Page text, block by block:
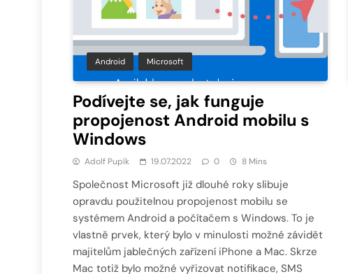
Android Microsoft
Podívejte se, jak funguje
propojenost Android mobilu s
Windows
Adolf Pupík 19.07.2022 0 8 Mins
Společnost Microsoft již dlouhé roky slibuje
opravdu použitelnou propojenost mobilu se
systémem Android a počítačem s Windows. To je
vlastně prvek, který bylo v minulosti možné závidět
majitelům jablečných zařízení iPhone a Mac. Skrze
Mac totiž bylo možné vyřizovat notifikace, SMS